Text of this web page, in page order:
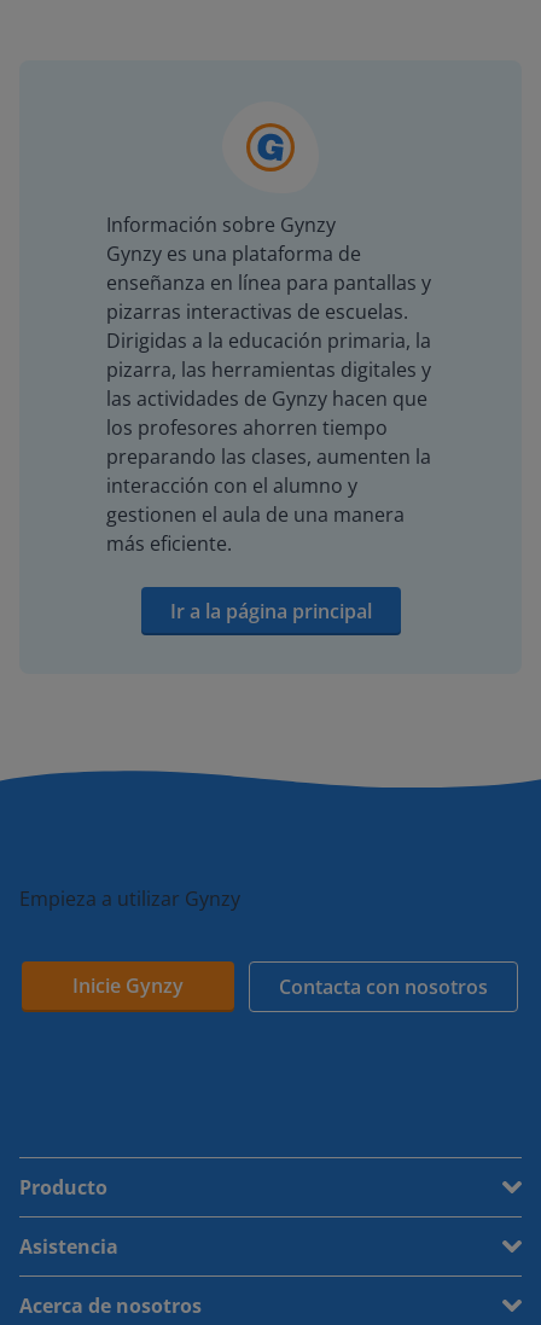
Información sobre Gynzy
Gynzy es una plataforma de
enseñanza en línea para pantallas y
pizarras interactivas de escuelas.
Dirigidas a la educación primaria, la
pizarra, las herramientas digitales y
las actividades de Gynzy hacen que
los profesores ahorren tiempo
preparando las clases, aumenten la
interacción con el alumno y
gestionen el aula de una manera
más eficiente.
Ir a la página principal
Empieza a utilizar Gynzy
Inicie Gynzy Contacta con nosotros
Producto
Asistencia
Acerca de nosotros